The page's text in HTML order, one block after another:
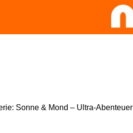
Sonne & Mond – Ultra-Abenteuer